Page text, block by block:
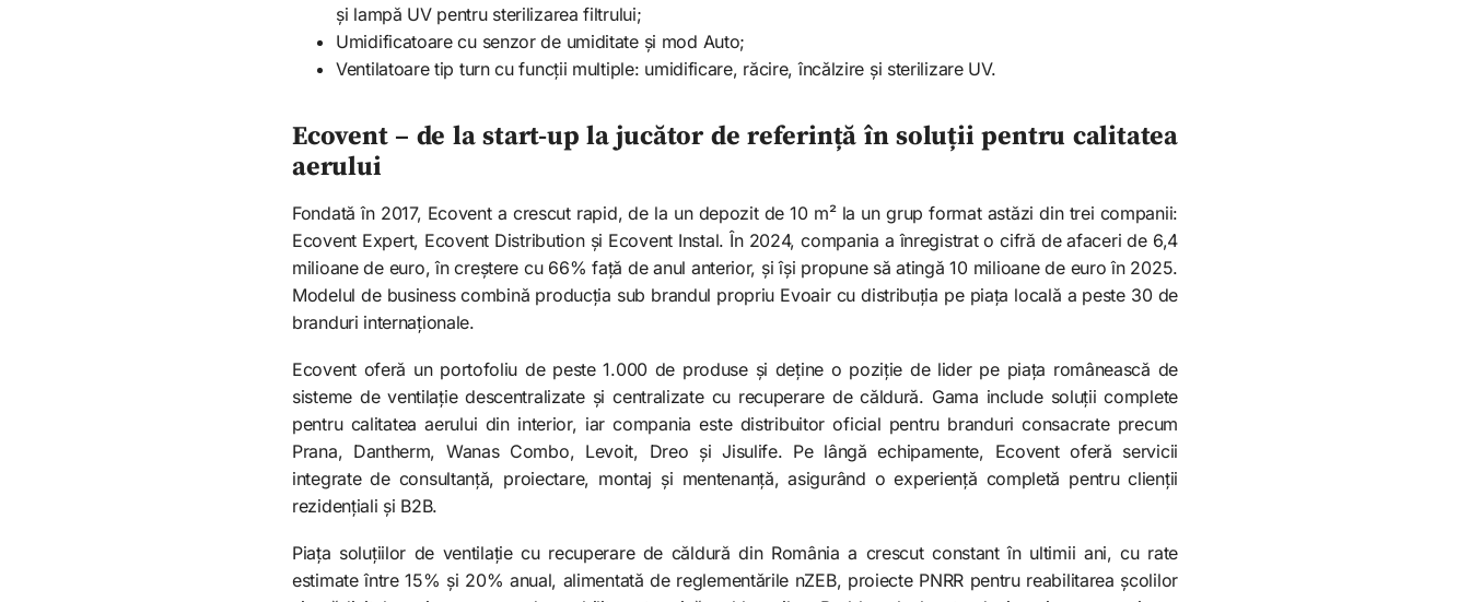
și lampă UV pentru sterilizarea filtrului;
Umidificatoare cu senzor de umiditate și mod Auto;
Ventilatoare tip turn cu funcții multiple: umidificare, răcire, încălzire și sterilizare UV.
Ecovent – de la start-up la jucător de referință în soluții pentru calitatea
aerului
Fondată în 2017, Ecovent a crescut rapid, de la un depozit de 10 m² la un grup format astăzi din trei companii:
Ecovent Expert, Ecovent Distribution și Ecovent Instal. În 2024, compania a înregistrat o cifră de afaceri de 6,4
milioane de euro, în creștere cu 66% față de anul anterior, și își propune să atingă 10 milioane de euro în 2025.
Modelul de business combină producția sub brandul propriu Evoair cu distribuția pe piața locală a peste 30 de
branduri internaționale.
Ecovent oferă un portofoliu de peste 1.000 de produse și deține o poziție de lider pe piața românească de
sisteme de ventilație descentralizate și centralizate cu recuperare de căldură. Gama include soluții complete
pentru calitatea aerului din interior, iar compania este distribuitor oficial pentru branduri consacrate precum
Prana, Dantherm, Wanas Combo, Levoit, Dreo și Jisulife. Pe lângă echipamente, Ecovent oferă servicii
integrate de consultanță, proiectare, montaj și mentenanță, asigurând o experiență completă pentru clienții
rezidențiali și B2B.
Piața soluțiilor de ventilație cu recuperare de căldură din România a crescut constant în ultimii ani, cu rate
estimate între 15% și 20% anual, alimentată de reglementările nZEB, proiecte PNRR pentru reabilitarea școlilor